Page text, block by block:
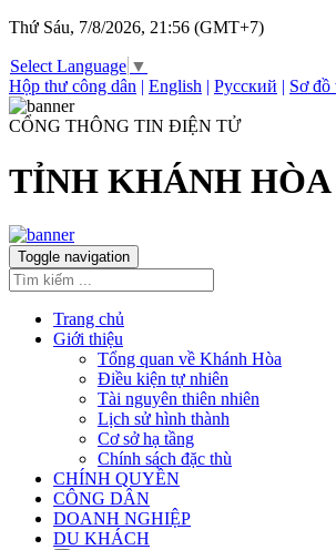
Thứ Sáu, 7/8/2026, 21:56 (GMT+7)
Select Language ▼
Hộp thư công dân | English | Русский | Sơ đồ
CỔNG THÔNG TIN ĐIỆN TỬ
TỈNH KHÁNH HÒA
Toggle navigation
Trang chủ
Giới thiệu
Tổng quan về Khánh Hòa
Điều kiện tự nhiên
Tài nguyên thiên nhiên
Lịch sử hình thành
Cơ sở hạ tầng
Chính sách đặc thù
CHÍNH QUYỀN
CÔNG DÂN
DOANH NGHIỆP
DU KHÁCH